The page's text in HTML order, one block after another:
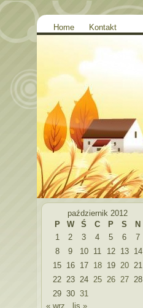
Home Kontakt
październik 2012
P
W Ś C P S
N
1
2 3 4 5 6
7
8
9 10 11 12 13
14
15 16 17 18 19 20 21
22 23 24 25 26 27 28
29 30 31
« wrz
lis »